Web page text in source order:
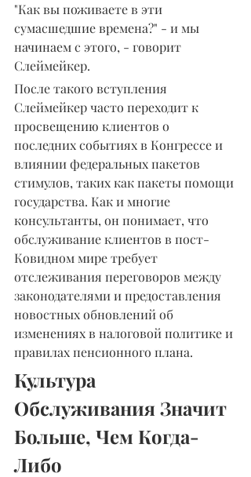
"Как вы поживаете в эти
сумасшедшие времена?" - и мы
начинаем с этого, - говорит
Слеймейкер.
После такого вступления
Слеймейкер часто переходит к
просвещению клиентов о
последних событиях в Конгрессе и
влиянии федеральных пакетов
стимулов, таких как пакеты помощи
государства. Как и многие
консультанты, он понимает, что
обслуживание клиентов в пост-
Ковидном мире требует
отслеживания переговоров между
законодателями и предоставления
новостных обновлений об
изменениях в налоговой политике и
правилах пенсионного плана.
Культура
Обслуживания Значит
Больше, Чем Когда-
Либо